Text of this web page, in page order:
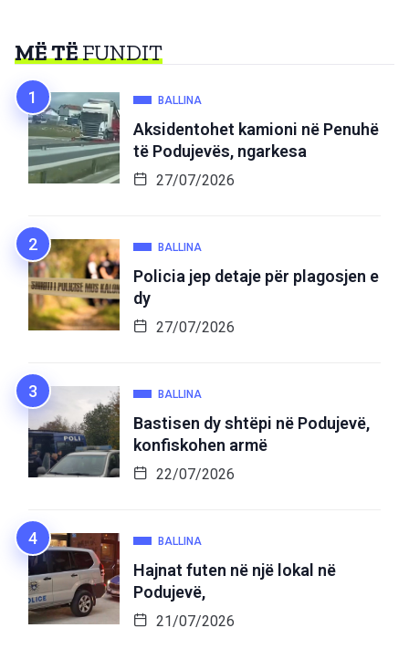
MË TËFUNDIT
BALLINA
Aksidentohet kamioni në Penuhë
të Podujevës, ngarkesa
27/07/2026
BALLINA
Policia jep detaje për plagosjen e
dy
27/07/2026
BALLINA
Bastisen dy shtëpi në Podujevë,
konfiskohen armë
22/07/2026
BALLINA
Hajnat futen në një lokal në
Podujevë,
21/07/2026